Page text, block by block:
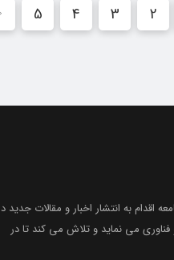
2
3
4
5
اقدام به انتشار اخبار و مقالات جدید
می نماید و تلاش می کند تا در